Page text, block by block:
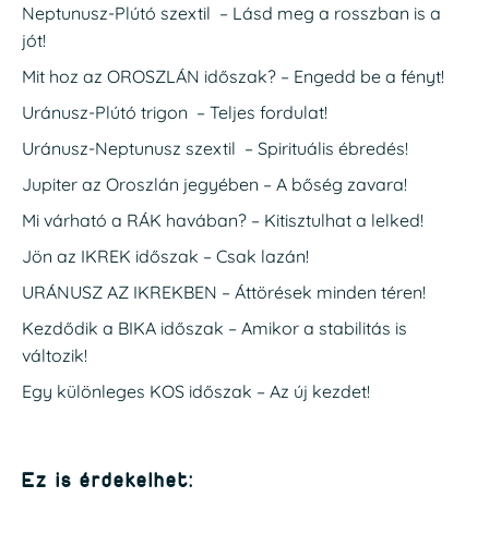
Neptunusz-Plútó szextil – Lásd meg a rosszban is a
jót!
Mit hoz az OROSZLÁN időszak? – Engedd be a fényt!
Uránusz-Plútó trigon – Teljes fordulat!
Uránusz-Neptunusz szextil – Spirituális ébredés!
Jupiter az Oroszlán jegyében – A bőség zavara!
Mi várható a RÁK havában? – Kitisztulhat a lelked!
Jön az IKREK időszak – Csak lazán!
URÁNUSZ AZ IKREKBEN – Áttörések minden téren!
Kezdődik a BIKA időszak – Amikor a stabilitás is
változik!
Egy különleges KOS időszak – Az új kezdet!
Ez is érdekelhet: